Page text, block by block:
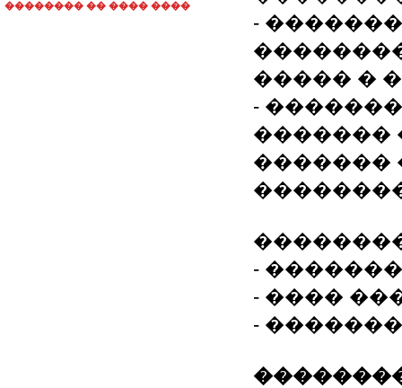
�������� �� ���� ����
-
����� �
-
�������
�������
- �������
- ����
-